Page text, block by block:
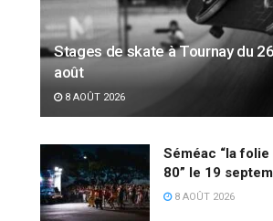
Stages de skate à Tournay du
août
8 AOÛT 2026
Séméac “la
80” le 19
8 AOÛT 2026